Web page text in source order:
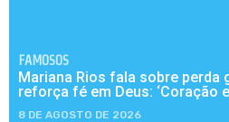
FAMOSOS
Mariana Rios fala sobre perda
reforça fé em Deus: ‘Coração
8 DE AGOSTO DE 2026